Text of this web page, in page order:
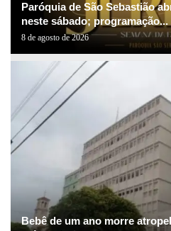
Paróquia de São Sebastião
neste sábado; programação...
8 de agosto de 2026
Bebê de um ano morre